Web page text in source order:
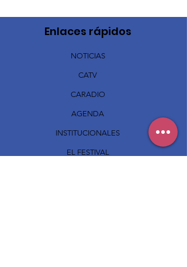
Enlaces rápidos
NOTICIAS
CATV
CARADIO
AGENDA
INSTITUCIONALES
EL FESTIVAL